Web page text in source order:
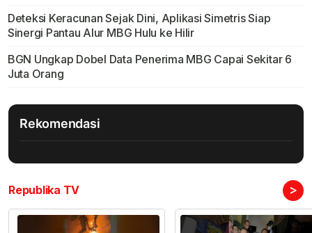
Deteksi Keracunan Sejak Dini, Aplikasi Simetris Siap
Sinergi Pantau Alur MBG Hulu ke Hilir
BGN Ungkap Dobel Data Penerima MBG Capai Sekitar 6
Juta Orang
Rekomendasi
Republika TV >